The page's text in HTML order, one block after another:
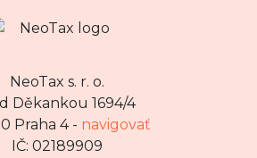
NeoTax s. r. o.
Děkankou 1694/4
Praha 4 - navigovať
IČ: 02189909